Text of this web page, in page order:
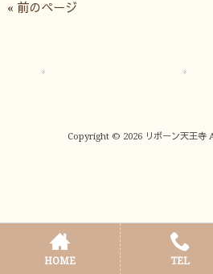
« 前のページ
Copyright © 2026 リボーン天王寺
HOME TEL